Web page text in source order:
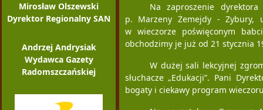
Mirosław Olszewski
Dyrektor Regionalny SAN
Andrzej Andrysiak
Wydawca Gazety
Radomszczańskiej
Na zaproszenie dyrektora
p. Marzeny Żemejdy - Zybury,
w wieczorze poświęconym
obchodzimy je już od 21 stycznia
W dużej sali lekcyjnej
słuchacze „Edukacji”. Pani
bogaty i ciekawy program